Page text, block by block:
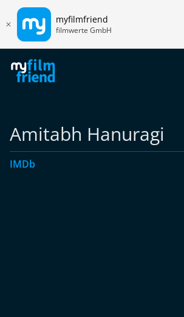
myfilmfriend
filmwerte GmbH
Amitabh Hanuragi
IMDb